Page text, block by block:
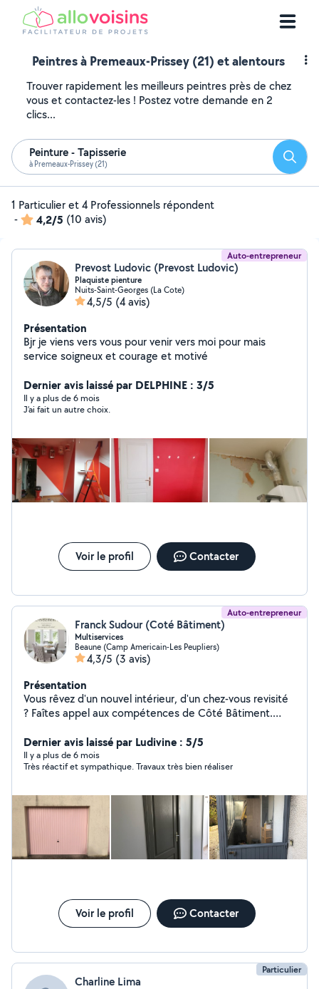
Peintres à Premeaux-Prissey (21) et alentours
Trouver rapidement les meilleurs peintres près de chez
vous et contactez-les ! Postez votre demande en 2
clics...
Peinture - Tapisserie
à Premeaux-Prissey (21)
1 Particulier et 4 Professionnels répondent
-
4,2/5 (10 avis)
Auto-entrepreneur
Prevost Ludovic (Prevost Ludovic)
Plaquiste pienture
Nuits-Saint-Georges (La Cote)
4,5/5 (4 avis)
Présentation
Bjr je viens vers vous pour venir vers moi pour mais
service soigneux et courage et motivé
Dernier avis laissé par DELPHINE : 3/5
Il y a plus de 6 mois
J’ai fait un autre choix.
Voir le profil Contacter
Auto-entrepreneur
Franck Sudour (Coté Bâtiment)
Multiservices
Beaune (Camp Americain-Les Peupliers)
4,3/5 (3 avis)
Présentation
Vous rêvez d'un nouvel intérieur, d'un chez-vous revisité
? Faîtes appel aux compétences de Côté Bâtiment.
revêtement de sols et de murs, nous vous
accompagnons dans votre projet de rénovation ou de
construction.
Dernier avis laissé par Ludivine : 5/5
Il y a plus de 6 mois
Très réactif et sympathique. Travaux très bien réaliser
Voir le profil Contacter
Particulier
Charline Lima